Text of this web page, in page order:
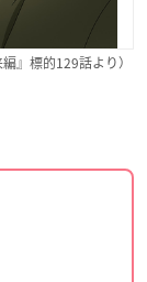
』標的129話より）